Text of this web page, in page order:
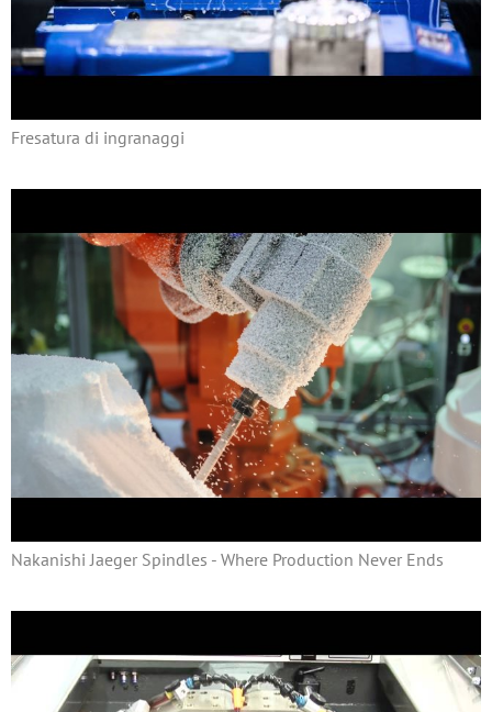
Fresatura di ingranaggi
Nakanishi Jaeger Spindles - Where Production Never Ends